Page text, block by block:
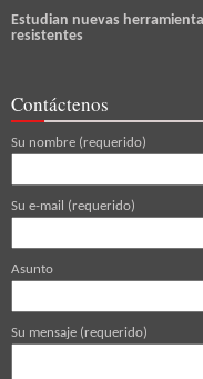
Estudian nuevas
resistentes
Contáctenos
Su nombre (requerido)
Su e-mail (requerido)
Asunto
Su mensaje (requerido)